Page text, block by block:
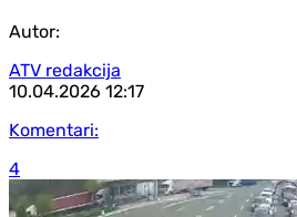
Autor:
ATV redakcija
10.04.2026 12:17
Komentari:
4